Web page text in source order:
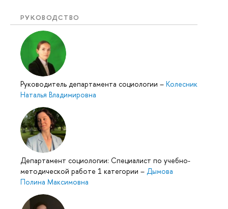
РУКОВОДСТВО
Руководитель департамента социологии – Колесник
Наталья Владимировна
Департамент социологии: Специалист по учебно-
методической работе 1 категории – Дымова
Полина Максимовна